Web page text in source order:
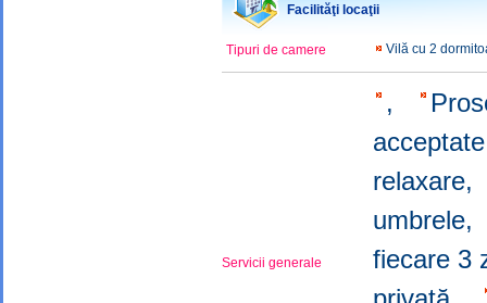
Facilităţi locaţii
Tipuri de camere Vilă cu 2
Servicii generale
,
relaxare,
umbrele,
fiecare